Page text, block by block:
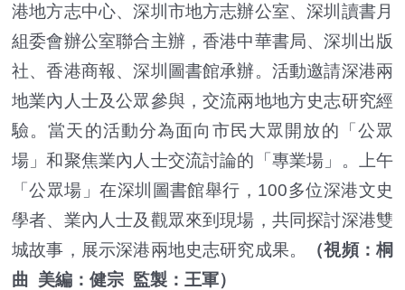
港地方志中心、深圳市地方志辦公室、深圳讀書月
組委會辦公室聯合主辦，香港中華書局、深圳出版
社、香港商報、深圳圖書館承辦。活動邀請深港兩
地業內人士及公眾參與，交流兩地地方史志研究經
驗。當天的活動分為面向市民大眾開放的「公眾
場」和聚焦業內人士交流討論的「專業場」。上午
「公眾場」在深圳圖書館舉行，100多位深港文史
學者、業內人士及觀眾來到現場，共同探討深港雙
城故事，展示深港兩地史志研究成果。
（視頻：桐
曲 美編：健宗 監製：王軍）